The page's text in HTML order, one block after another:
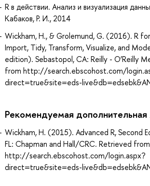
R в действии. Анализ и визуализация
Кабаков, Р. И., 2014
Wickham, H., & Grolemund, G. (2016). R
Import, Tidy, Transform, Visualize, and
edition). Sebastopol, CA: Reilly - O’Reilly
from http://search.ebscohost.com/
direct=true&site=eds-
Рекомендуемая дополнительная
Wickham, H. (2015). Advanced R, Second
FL: Chapman and Hall/CRC. Retrieved from
http://search.ebscohost.com/login.aspx?
direct=true&site=eds-